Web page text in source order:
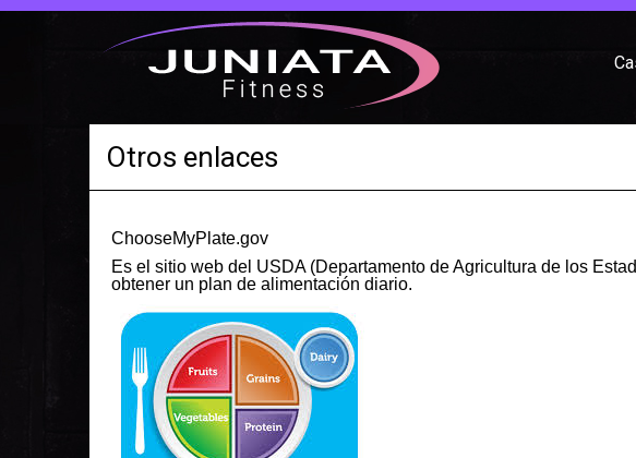
Otros enlaces
ChooseMyPlate.gov
Es el sitio web del USDA (Departamento de Agricultura de los
obtener un plan de alimentación diario.